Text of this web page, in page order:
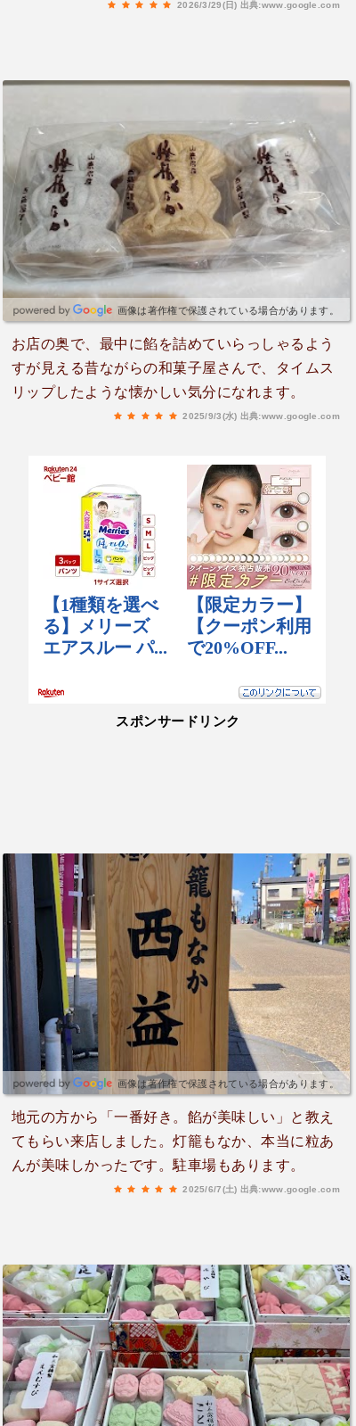
2026/3/29(日) 出典:www.google.com
画像は著作権で保護されている場合があります。
お店の奥で、最中に餡を詰めていらっしゃるよう
すが見える昔ながらの和菓子屋さんで、タイムス
リップしたような懐かしい気分になれます。
2025/9/3(水) 出典:www.google.com
スポンサードリンク
画像は著作権で保護されている場合があります。
地元の方から「一番好き。餡が美味しい」と教え
てもらい来店しました。灯籠もなか、本当に粒あ
んが美味しかったです。駐車場もあります。
2025/6/7(土) 出典:www.google.com